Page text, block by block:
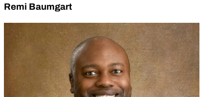
Remi Baumgart